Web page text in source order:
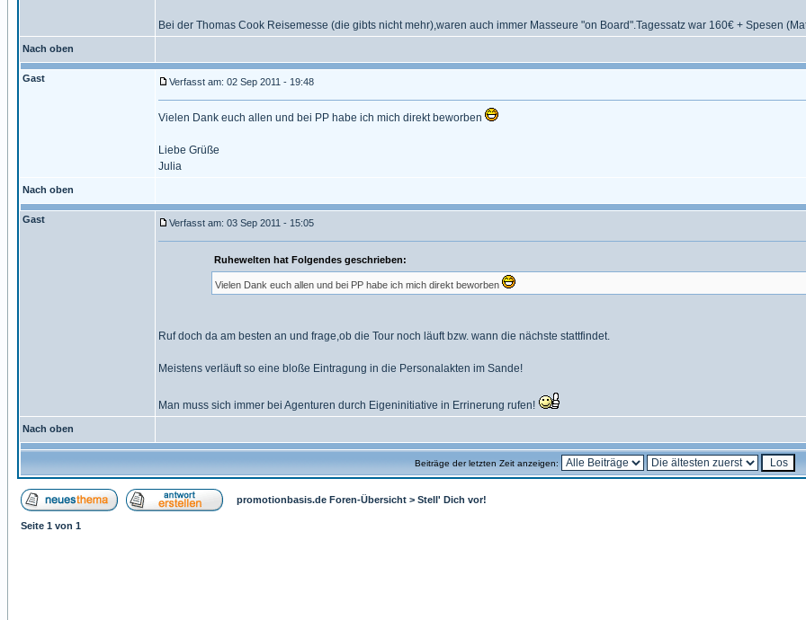
Bei der Thomas Cook Reisemesse (die gibts nicht mehr),waren auch immer Masseure "on Board".Tagessatz war 160€ + Spesen
Nach oben
Gast Verfasst am: 02 Sep 2011 - 19:48
Vielen Dank euch allen und bei PP habe ich mich direkt beworben
Liebe Grüße
Julia
Nach oben
Gast Verfasst am: 03 Sep 2011 - 15:05
Ruhewelten hat Folgendes geschrieben:
Vielen Dank euch allen und bei PP habe ich mich direkt beworben
Ruf doch da am besten an und frage,ob die Tour noch läuft bzw. wann die nächste stattfindet.
Meistens verläuft so eine bloße Eintragung in die Personalakten im Sande!
Man muss sich immer bei Agenturen durch Eigeninitiative in Errinerung rufen!
Nach oben
Beiträge der letzten Zeit anzeigen:
promotionbasis.de Foren-Übersicht > Stell' Dich vor!
Seite 1 von 1